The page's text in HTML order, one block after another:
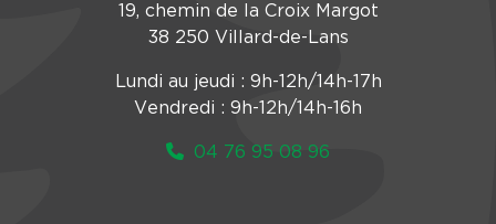
19, chemin de la Croix Margot
38 250 Villard-de-Lans
Lundi au jeudi : 9h-12h/14h-17h
Vendredi : 9h-12h/14h-16h
04 76 95 08 96